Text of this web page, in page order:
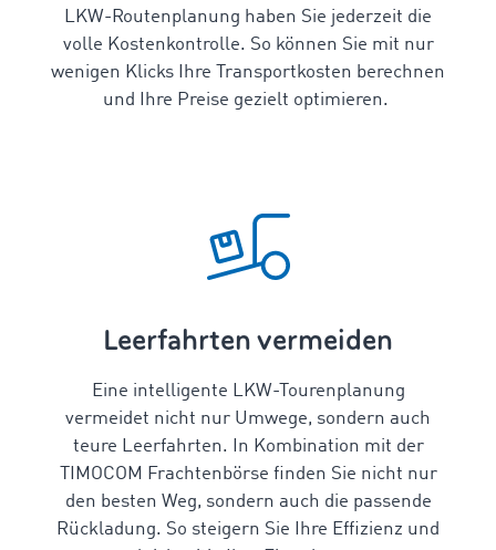
LKW-Routenplanung haben Sie jederzeit die
volle Kostenkontrolle. So können Sie mit nur
wenigen Klicks Ihre
Transportkosten berechnen
und Ihre Preise gezielt optimieren.
Leerfahrten vermeiden
Eine intelligente LKW-Tourenplanung
vermeidet nicht nur Umwege, sondern auch
teure Leerfahrten. In Kombination mit der
TIMOCOM Frachtenbörse finden Sie nicht nur
den besten Weg, sondern auch die passende
Rückladung. So steigern Sie Ihre Effizienz und